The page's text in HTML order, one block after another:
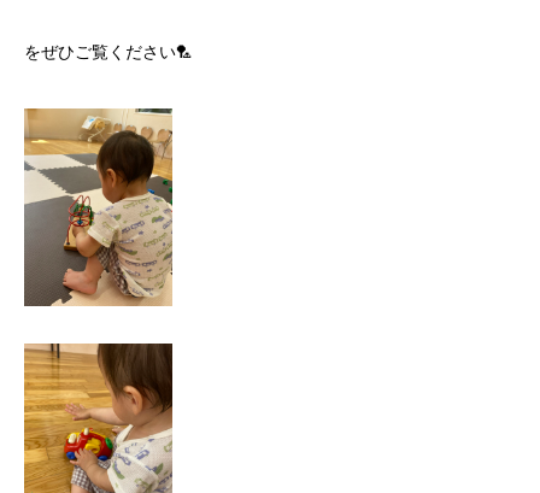
をぜひご覧ください🏸